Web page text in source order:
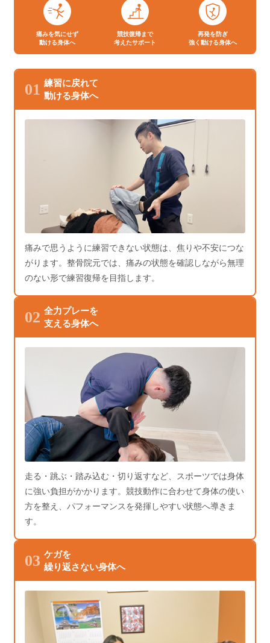
痛みを気にせず
動ける身体へ
競技復帰まで
考えたサポート
再発を防ぎ
強く動ける身体へ
01 練習に戻れて
動ける身体へ
痛みで思うように練習できない状態は、焦りや不安につな
がります。整骨院元では、痛みの状態を確認しながら無理
のない形で練習復帰を目指します。
02 全力プレーを
支える身体へ
走る・跳ぶ・踏み込む・切り返すなど、スポーツでは身体
に強い負担がかかります。競技動作に合わせて身体の使い
方を整え、パフォーマンスを発揮しやすい状態へ導きま
す。
03 ケガを
繰り返さない身体へ